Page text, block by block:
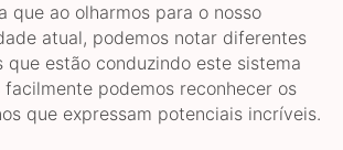
que ao olharmos para o nosso
atual, podemos notar diferentes
que estão conduzindo este sistema
facilmente podemos reconhecer os
que expressam potenciais incríveis.